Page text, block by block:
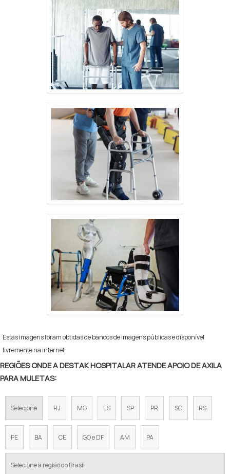
Estas imagens foram obtidas de bancos de imagens públicas e disponível
livremente na internet
REGIÕES ONDE A DESTAK HOSPITALAR ATENDE APOIO DE AXILA
PARA MULETAS:
Selecione RJ MG ES SP PR SC RS
PE BA CE GO e DF AM PA
Selecione a região do Brasil